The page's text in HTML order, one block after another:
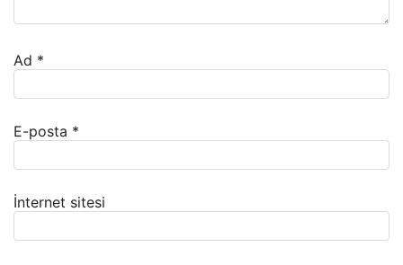
Ad *
E-posta *
İnternet sitesi